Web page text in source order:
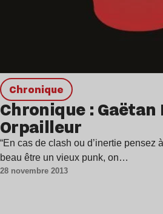
chronique
Chronique : Gaëtan
Orpailleur
“En cas de clash ou d’inertie pensez
beau être un vieux punk, on…
28 novembre 2013